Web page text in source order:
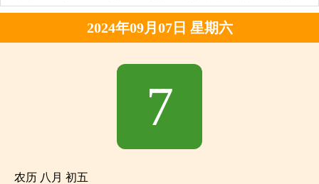
念日
2024年09月07日 星期六
7
农历 八月 初五